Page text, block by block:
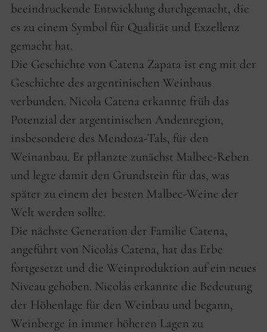
beeindruckende Entwicklung durchgemacht, die
es zu einem Symbol für Qualität und Exzellenz
gemacht hat.
Die Geschichte von Catena Zapata ist eng mit der
Geschichte des argentinischen Weinbaus
verbunden. Nicola Catena erkannte früh das
Potenzial der argentinischen Andenregion,
insbesondere des Mendoza-Tals, für den
Weinanbau. Er pflanzte zunächst Malbec-Reben
und legte damit den Grundstein für das, was
später zu einem der besten Malbec-Weine der
Welt werden sollte.
Die nächste Generation der Familie Catena,
angeführt von Nicolás Catena, hat das Erbe
fortgesetzt und die Weinproduktion auf ein neues
Niveau gehoben. Nicolás erkannte die Bedeutung
der Höhenlage für den Weinbau und begann,
Weinberge in immer höheren Lagen zu